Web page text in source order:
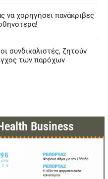
να χορηγήσει πανάκριβες
συνδικαλιστές, ζητούν
των παρόχων
Business